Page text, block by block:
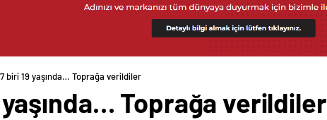
biri 19 yaşında… Toprağa verildiler
yaşında… Toprağa verildiler